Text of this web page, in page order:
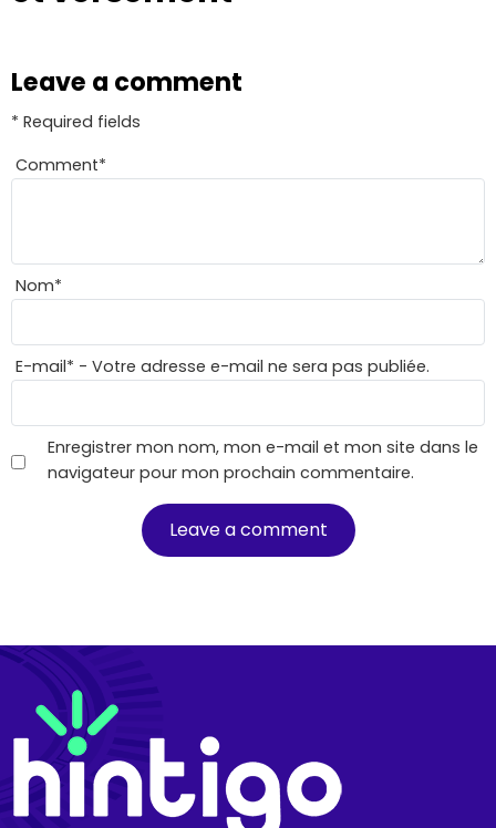
Leave a comment
* Required fields
Comment*
Nom*
E-mail* - Votre adresse e-mail ne sera pas publiée.
Enregistrer mon nom, mon e-mail et mon site dans le
navigateur pour mon prochain commentaire.